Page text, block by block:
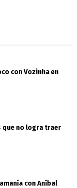
con Vozinha en
que no logra traer
con Aníbal